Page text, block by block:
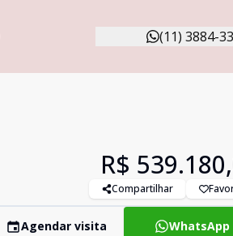
(11) 3884-
R$
Compartilhar
Agendar visita WhatsApp